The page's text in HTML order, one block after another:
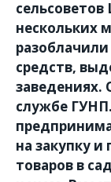
нескольких
средств,
заведениях.
службе
на закупку и
товаров в